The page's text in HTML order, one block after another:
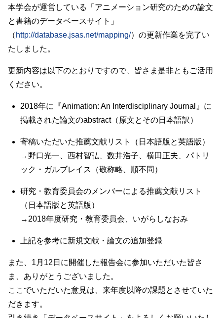
本学会が運営している「アニメーション研究のための論文
と書籍のデータベースサイト」
（ http://database.jsas.net/mapping/）の更新作業を完了い
たしました。
更新内容は以下のとおりですので、皆さま是非ともご活用
ください。
2018年に『Animation: An Interdisciplinary Journal』に
掲載された論文のabstract（原文とその日本語訳）
寄稿いただいた推薦文献リスト（日本語版と英語版）
→野口光一、西村智弘、数井浩子、横田正夫、パトリ
ック・ガルブレイス（敬称略、順不同）
研究・教育委員会のメンバーによる推薦文献リスト
（日本語版と英語版）
→2018年度研究・教育委員会、いがらしなおみ
上記を参考に新規文献・論文の追加登録
また、1月12日に開催した報告会に参加いただいた皆さ
ま、ありがとうございました。
ここでいただいた意見は、来年度以降の課題とさせていた
だきます。